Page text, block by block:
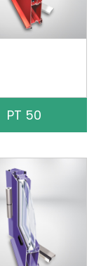
PT 50